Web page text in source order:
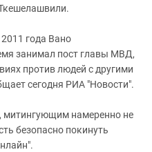
года Вано
занимал пост главы МВД,
против людей с другими
сегодня РИА "Новости".
митингующим намеренно не
безопасно покинуть